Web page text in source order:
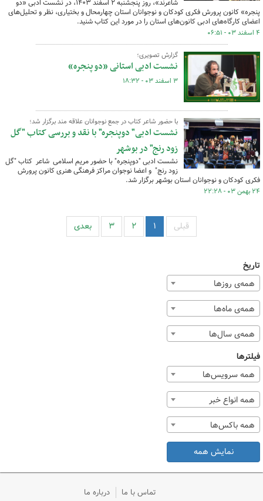
شاعرند»، روز پنجشنبه ۲ اسفند ۱۴۰۳، در نشست ادبی «دو
پنجره» کانون پرورش فکری کودکان و نوجوانان استان چهارمحال و بختیاری، نظر و تحلیل‌های
اعضای کارگاه‌های ادبی کانون‌های استان را در مورد این کتاب شنید.
۴ اسفند ۰۳ - ۰۶:۵۱
گزارش تصویری؛
نشست ادبی استانی «دو پنجره»
۳ اسفند ۰۳ - ۱۸:۳۲
با حضور شاعر کتاب در جمع نوجوانان علاقه مند برگزار شد؛
نشست ادبی" دوپنجره" با نقد و بررسی کتاب "گل
زود رنج" در بوشهر
نشست ادبی "دوپنجره" با حضور مریم اسلامی شاعر کتاب "گل
زود رنج" و اعضا نوجوان مراکز فرهنگی هنری کانون پرورش
فکری کودکان و نوجوانان استان بوشهر برگزار شد.
۲۴ بهمن ۰۳ - ۲۲:۲۸
قبلی ۱ ۲ ۳ بعدی
تاریخ
همه‌ی روزها
همه‌ی ماه‌ها
همه‌ی سال‌ها
فیلترها
همه سرویس‌ها
همه انواع خبر
همه باکس‌ها
نمایش همه
تماس با ما درباره ما